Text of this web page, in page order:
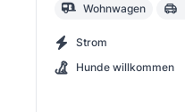
Wohnwagen
Strom
Hunde willkommen